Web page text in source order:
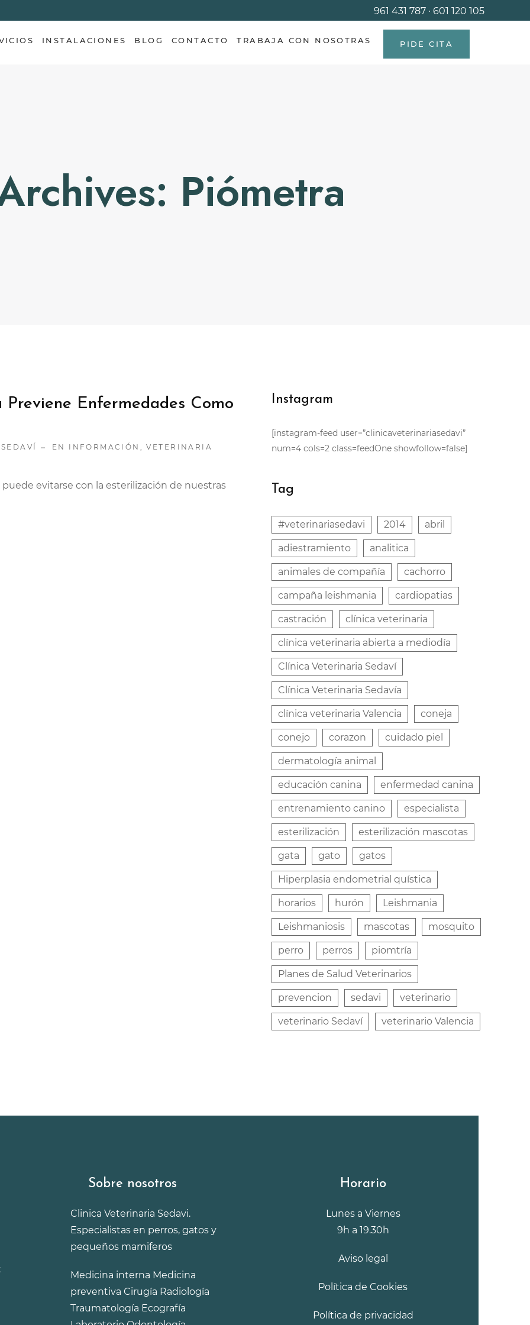
961 431 787 · 601 120 105
INSTALACIONES BLOG CONTACTO TRABAJA CON NOSOTRAS PIDE CITA
Piómetra
Enfermedades Como
EN INFORMACIÓN ,VETERINARIA
evitarse con la esterilización de nuestras
Instagram
[instagram-feed user=”clinicaveterinariasedavi”
num=4 cols=2 class=feedOne showfollow=false]
Tag
#veterinariasedavi 2014 abril
adiestramiento analitica
animales de compañía cachorro
campaña leishmania cardiopatias
castración clínica veterinaria
clínica veterinaria abierta a mediodía
Clínica Veterinaria Sedaví
Clínica Veterinaria Sedavía
clínica veterinaria Valencia coneja
conejo corazon cuidado piel
dermatología animal
educación canina enfermedad canina
entrenamiento canino especialista
esterilización esterilización mascotas
gata gato gatos
Hiperplasia endometrial quística
horarios hurón Leishmania
Leishmaniosis mascotas mosquito
perro perros piomtría
Planes de Salud Veterinarios
prevencion sedavi veterinario
veterinario Sedaví veterinario Valencia
Sobre nosotros
Clinica Veterinaria Sedavi.
Especialistas en perros, gatos y
pequeños mamiferos
Medicina interna Medicina
preventiva Cirugía Radiología
Traumatología Ecografía
Horario
Lunes a Viernes
9h a 19.30h
Aviso legal
Política de Cookies
Política de privacidad